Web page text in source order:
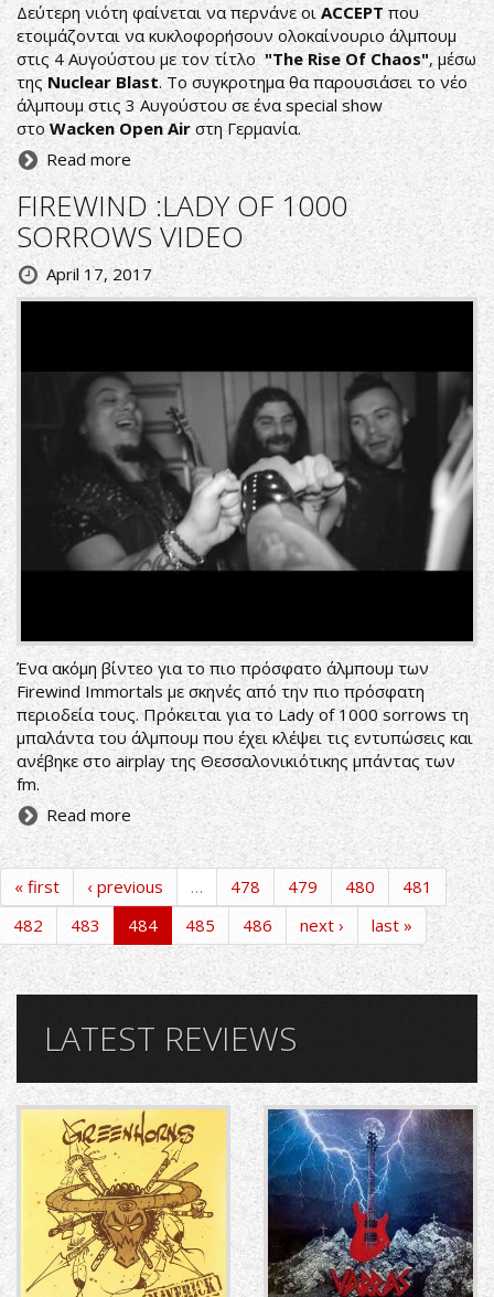
Δεύτερη νιότη φαίνεται να περνάνε οιACCEPTπου
ετοιμάζονται να κυκλοφορήσουν ολοκαίνουριο άλμπουμ
στις 4 Αυγούστου με τον τίτλο"The Rise Of Chaos", μέσω
της Nuclear Blast. Το συγκροτημα θα παρουσιάσει το νέο
άλμπουμ στις 3 Αυγούστου σε ένα special show
στο Wacken Open Air στη Γερμανία.
Read more
FIREWIND :LADY OF 1000
SORROWS VIDEO
April 17, 2017
Ένα ακόμη βίντεο για το πιο πρόσφατο άλμπουμ των
Firewind Immortals με σκηνές από την πιο πρόσφατη
περιοδεία τους. Πρόκειται για το Lady of 1000 sorrows τη
μπαλάντα του άλμπουμ που έχει κλέψει τις εντυπώσεις και
ανέβηκε στο airplay της Θεσσαλονικιότικης μπάντας των
fm.
Read more
« first ‹ previous … 478 479 480
481
482
483 484 485 486 next › last »
LATEST REVIEWS